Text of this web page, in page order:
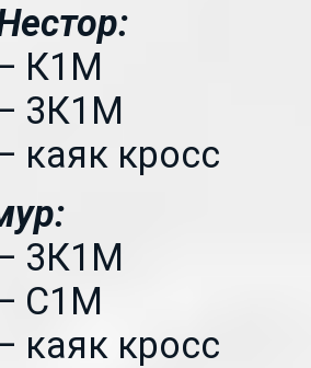
К1М
3К1М
каяк кросс
3К1М
С1М
каяк кросс